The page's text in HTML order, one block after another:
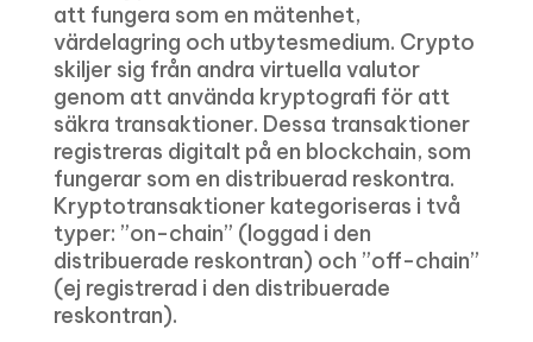
att fungera som en mätenhet,
värdelagring och utbytesmedium. Crypto
skiljer sig från andra virtuella valutor
genom att använda kryptografi för att
säkra transaktioner. Dessa transaktioner
registreras digitalt på en blockchain, som
fungerar som en distribuerad reskontra.
Kryptotransaktioner kategoriseras i två
typer: ”on-chain” (loggad i den
distribuerade reskontran) och ”off-chain”
(ej registrerad i den distribuerade
reskontran).